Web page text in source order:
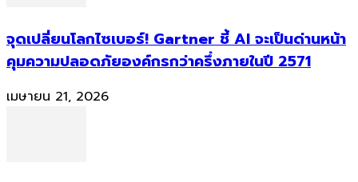
จุดเปลี่ยนโลกไซเบอร์! Gartner ชี้ AI จะเป็นด่านหน้า
คุมความปลอดภัยองค์กรกว่าครึ่งภายในปี 2571
เมษายน 21, 2026